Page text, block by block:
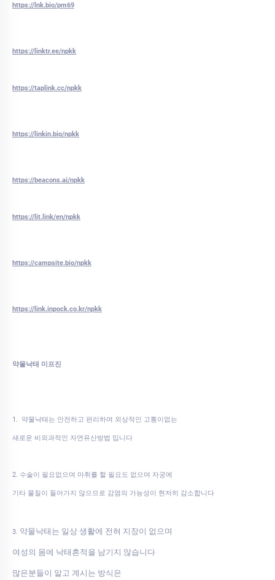
https://lnk.bio/pm69
https://linktr.ee/npkk
https://taplink.cc/npkk
https://linkin.bio/npkk
https://beacons.ai/npkk
https://lit.link/en/npkk
https://campsite.bio/npkk
https://link.inpock.co.kr/npkk
약물낙태 미프진
1. 약물낙태는 안전하고 편리하며 외상적인 고통이없는
새로운 비외과적인 자연유산방법 입니다
2. 수술이 필요없으며 마취를 할 필요도 없으며 자궁에
기타 물질이 들어가지 않으므로 감염의 가능성이 현저히 감소합니다
3. 약물낙태는 일상 생활에 전혀 지장이 없으며
여성의 몸에 낙태흔적을 남기지 않습니다
많은분들이 알고 계시는 방식은